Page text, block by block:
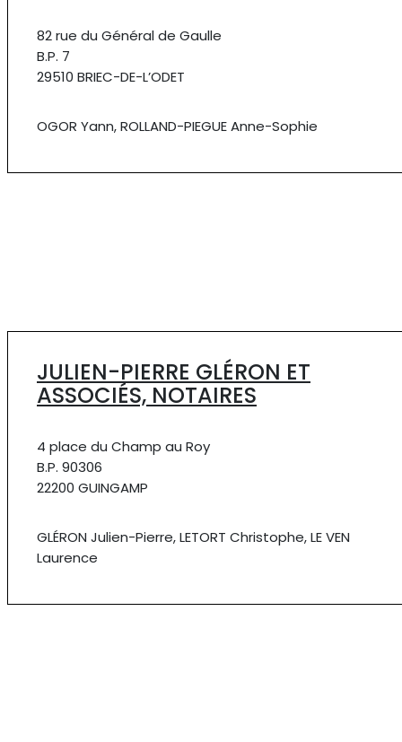
82 rue du Général de Gaulle
B.P. 7
29510 BRIEC-DE-L’ODET
OGOR Yann, ROLLAND-PIEGUE Anne-Sophie
JULIEN-PIERRE GLÉRON ET
ASSOCIÉS, NOTAIRES
4 place du Champ au Roy
B.P. 90306
22200 GUINGAMP
GLÉRON Julien-Pierre, LETORT Christophe, LE VEN
Laurence